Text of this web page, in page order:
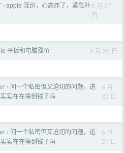
› apple 涨价，心态炸了，紧急补6 月 27
日
平板和电脑涨价 6 月 26 日
› 问一个私密但又迫切的问题，进
实在在挣到钱了吗
6 月
22 日
› 问一个私密但又迫切的问题，进
实在在挣到钱了吗
6 月
21 日